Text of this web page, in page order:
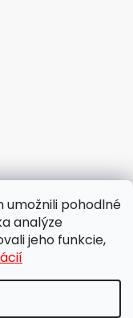
umožnili pohodlné
analýze
jeho funkcie,